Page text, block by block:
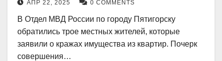
Пятигорске
АПР 22, 2025 0 COMMENTS
В Отдел МВД России по городу Пятигорску
обратились трое местных жителей, которые
заявили о кражах имущества из квартир. Почерк
совершения…